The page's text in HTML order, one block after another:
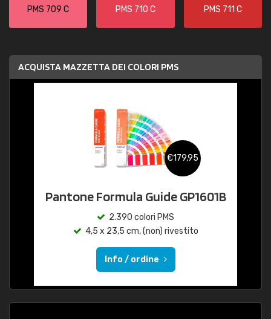
PMS 709 C PMS 710 C PMS 711 C
ACQUISTA MAZZETTA DEI COLORI PMS
€179,95
Pantone Formula Guide GP1601B
2.390 colori PMS
4,5 x 23,5 cm, (non) rivestito
Info / ordine